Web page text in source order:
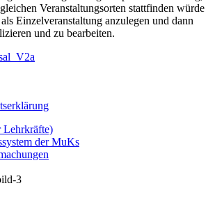
Veranstaltungsorten stattfinden würde
Einzelveranstaltung anzulegen und dann
und zu bearbeiten.
Lehrkräfte)
der MuKs